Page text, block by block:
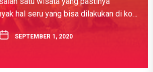
hal seru yang bisa dilakukan di kota
adalah mengunjungi kota Old Quebec.
SEPTEMBER 1, 2020